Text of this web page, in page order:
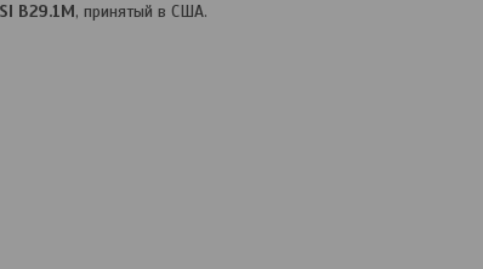
B29.1М, принятый в США.